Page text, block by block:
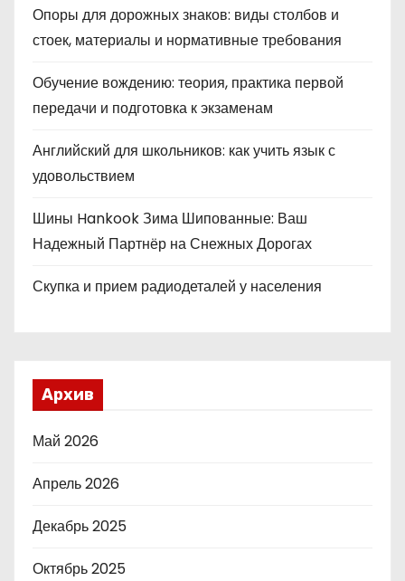
Опоры для дорожных знаков: виды столбов и
стоек, материалы и нормативные требования
Обучение вождению: теория, практика первой
передачи и подготовка к экзаменам
Английский для школьников: как учить язык с
удовольствием
Шины Hankook Зима Шипованные: Ваш
Надежный Партнёр на Снежных Дорогах
Скупка и прием радиодеталей у населения
Архив
Май 2026
Апрель 2026
Декабрь 2025
Октябрь 2025